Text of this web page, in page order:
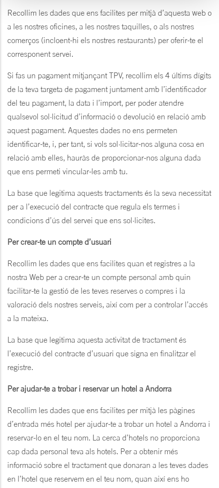
Recollim les dades que ens facilites per mitjà d’aquesta web o
a les nostres oficines, a les nostres taquilles, o als nostres
comerços (incloent-hi els nostres restaurants) per oferir-te el
corresponent servei.
Si fas un pagament mitjançant TPV, recollim els 4 últims dígits
de la teva targeta de pagament juntament amb l’identificador
del teu pagament, la data i l’import, per poder atendre
qualsevol sol·licitud d’informació o devolució en relació amb
aquest pagament. Aquestes dades no ens permeten
identificar-te, i, per tant, si vols sol·licitar-nos alguna cosa en
relació amb elles, hauràs de proporcionar-nos alguna dada
que ens permeti vincular-les amb tu.
La base que legitima aquests tractaments és la seva necessitat
per a l’execució del contracte que regula els termes i
condicions d’ús del servei que ens sol·licites.
Per crear-te un compte d’usuari
Recollim les dades que ens facilites quan et registres a la
nostra Web per a crear-te un compte personal amb quin
facilitar-te la gestió de les teves reserves o compres i la
valoració dels nostres serveis, així com per a controlar l’accés
a la mateixa.
La base que legitima aquesta activitat de tractament és
l’execució del contracte d’usuari que signa en finalitzar el
registre.
Per ajudar-te a trobar i reservar un hotel a Andorra
Recollim les dades que ens facilites per mitjà les pàgines
d’entrada més hotel per ajudar-te a trobar un hotel a Andorra i
reservar-lo en el teu nom. La cerca d’hotels no proporciona
cap dada personal teva als hotels. Per a obtenir més
informació sobre el tractament que donaran a les teves dades
en l’hotel que reservem en el teu nom, quan així ens ho